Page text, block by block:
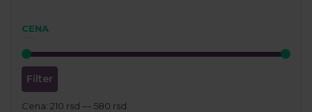
CENA
Filter
Cena: 210 rsd — 580 rsd